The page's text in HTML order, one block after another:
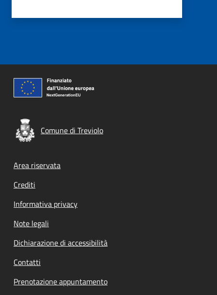
Comune di Treviolo
Footer menu
Area riservata
Crediti
Informativa privacy
Note legali
Dichiarazione di accessibilità
Contatti
Prenotazione appuntamento